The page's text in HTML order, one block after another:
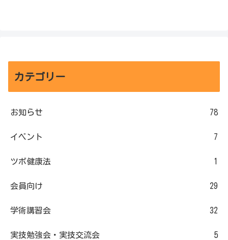
カテゴリー
お知らせ 78
イベント 7
ツボ健康法 1
会員向け 29
学術講習会 32
実技勉強会・実技交流会 5